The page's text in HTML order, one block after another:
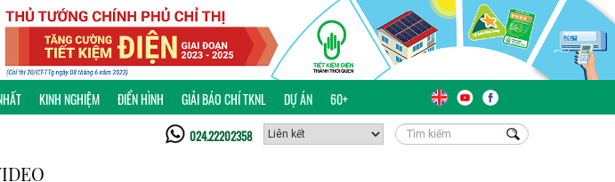
KINH NGHIỆM ĐIỂN HÌNH GIẢI BÁO CHÍ TKNL DỰ ÁN 60+
024.22202358